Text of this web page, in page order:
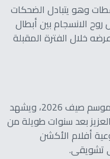
وهو يتبادل الضحكات
الانسجام بين أبطال
خلال الفترة المقبلة
يُعد «خلي بالك من نفسك» من أبرز أفلام موسم صيف 2026، ويشهد
بعد سنوات طويلة من
أفلام الأكشن
تشويقى.